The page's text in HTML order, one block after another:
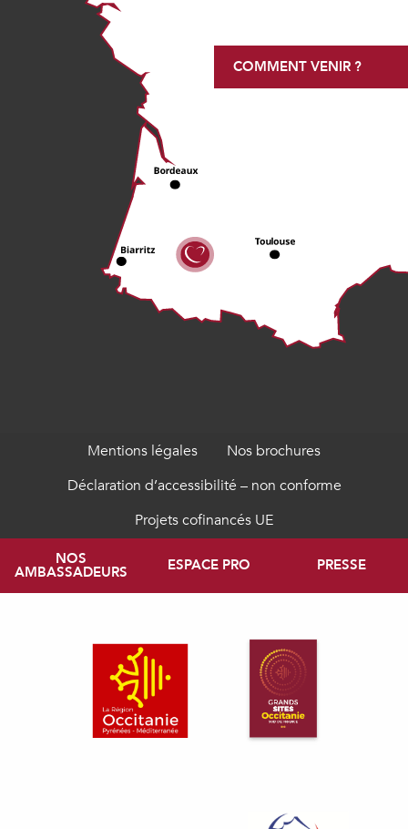
COMMENT VENIR ?
Mentions légales
Nos brochures
Déclaration d’accessibilité – non conforme
Projets cofinancés UE
NOS
AMBASSADEURS ESPACE PRO PRESSE